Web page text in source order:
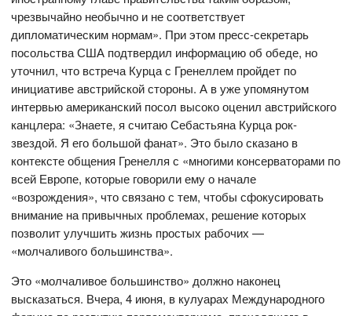
чрезвычайно необычно и не соответствует
дипломатическим нормам». При этом пресс-секретарь
посольства США подтвердил информацию об обеде, но
уточнил, что встреча Курца с Гренеллем пройдет по
инициативе австрийской стороны. А в уже упомянутом
интервью американский посол высоко оценил австрийского
канцлера: «Знаете, я считаю Себастьяна Курца рок-
звездой. Я его большой фанат». Это было сказано в
контексте общения Гренелля с «многими консерваторами по
всей Европе, которые говорили ему о начале
«возрождения», что связано с тем, чтобы сфокусировать
внимание на привычных проблемах, решение которых
позволит улучшить жизнь простых рабочих —
«молчаливого большинства».
Это «молчаливое большинство» должно наконец
высказаться. Вчера, 4 июня, в кулуарах Международного